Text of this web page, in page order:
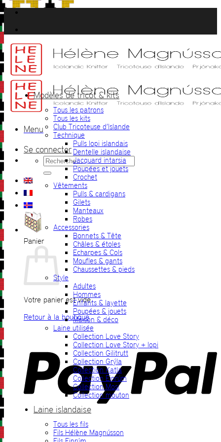
Passer
au
contenu
Menu
Se connecter
Recherche
pour :
Panier
Votre panier est vide.
Retour à la boutique
Modèles de tricot & kits
Tous les patrons
Tous les kits
Club Tricoteuse d’Islande
Technique
Pulls lopi islandais
Dentelle islandaise
Jacquard intarsia
Poupées et jouets
Crochet
Vêtements
Pulls & cardigans
Gilets
Manteaux
Robes
Accessories
Bonnets & Tête
Châles & étoles
Echarpes & Cols
Moufles & gants
Chaussettes & pieds
Style
Adultes
Hommes
Enfants & layette
Poupées & jouets
Maison & déco
Laine utilisée
Collection Love Story
Collection Love Story + lopi
Collection Gilitrutt
Collection Grýla
Collection Katla
Collection Einrúm
Collection Mosi
Collection mouton
Laine islandaise
Tous les fils
Fils Hélène Magnússon